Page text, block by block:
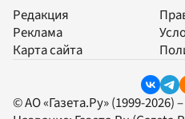
Редакция
Реклама
Карта сайта
© АО «Газета.Ру» (1999-2026)